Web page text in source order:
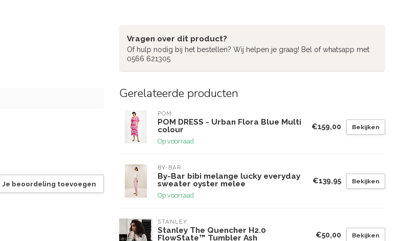
Je beoordeling toevoegen
Vragen over dit product?
Of hulp nodig bij het bestellen? Wij helpen je graag! Bel of whatsapp met
0566 621305
Gerelateerde producten
POM
POM DRESS - Urban Flora Blue Multi
colour
Op voorraad
€159,00 Bekijken
BY-BAR
By-Bar bibi melange lucky everyday
sweater oyster melee
Op voorraad
€139,95 Bekijken
STANLEY
Stanley The Quencher H2.0
FlowState™ Tumbler Ash
€50,00 Bekijken